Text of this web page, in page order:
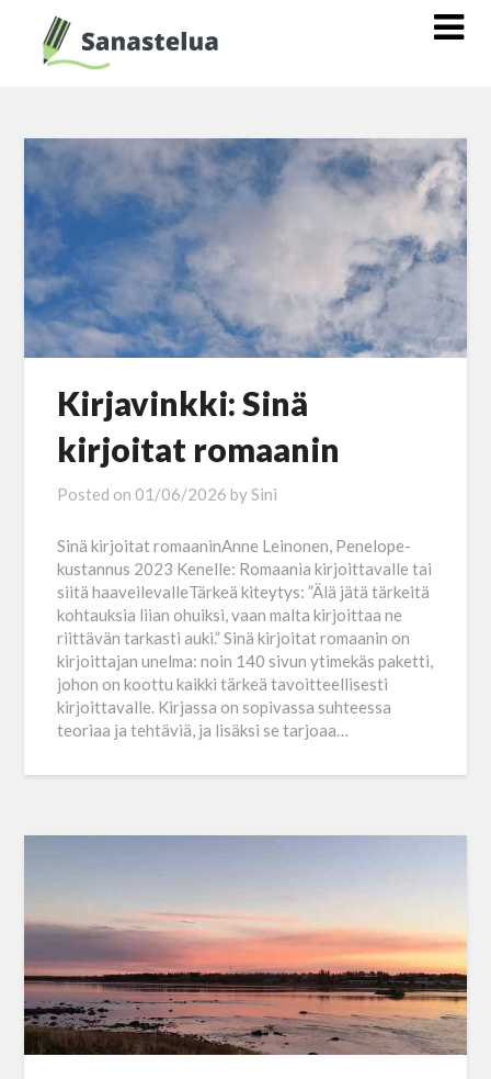
Kirjavinkki: Sinä
kirjoitat romaanin
Posted on 01/06/2026 bySini
Sinä kirjoitat romaaninAnne Leinonen, Penelope-
kustannus 2023 Kenelle: Romaania kirjoittavalle tai
siitä haaveilevalleTärkeä kiteytys: ”Älä jätä tärkeitä
kohtauksia liian ohuiksi, vaan malta kirjoittaa ne
riittävän tarkasti auki.” Sinä kirjoitat romaanin on
kirjoittajan unelma: noin 140 sivun ytimekäs paketti,
johon on koottu kaikki tärkeä tavoitteellisesti
kirjoittavalle. Kirjassa on sopivassa suhteessa
teoriaa ja tehtäviä, ja lisäksi se tarjoaa…